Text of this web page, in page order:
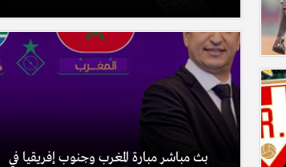
بث مباشر مبارة المغرب وجنوب إفريقيا في